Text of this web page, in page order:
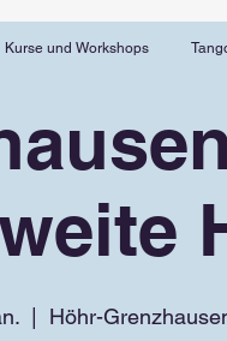
Kurse und Workshops
Höhr-